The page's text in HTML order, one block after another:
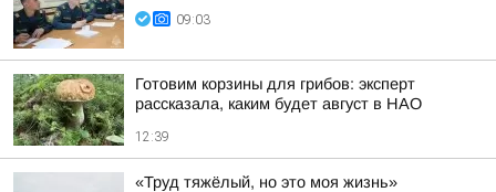
09:03
Готовим корзины для грибов: эксперт
рассказала, каким будет август в НАО
12:39
«Труд тяжёлый, но это моя жизнь»